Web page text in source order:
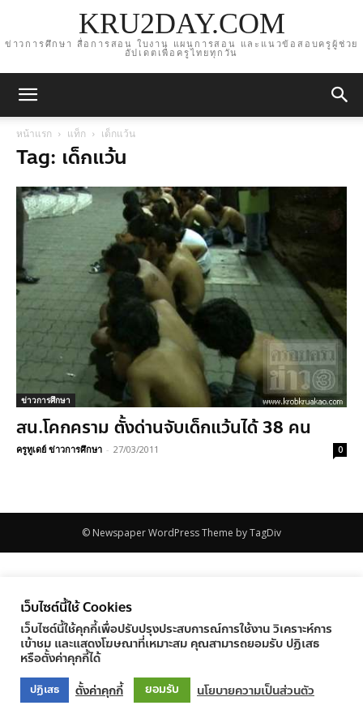
KRU2DAY.COM
ข่าวการศึกษา สื่อการสอน ใบงาน แผนการสอน และแนวข้อสอบครูผู้ช่วย
อัปเดตเพื่อครูไทยทุกวัน
หน้าแรก แท็ก เด็กแว้น
Tag: เด็กแว้น
ข่าวการศึกษา
สน.โคกคราม ตั้งด่านจับเด็กแว้นได้ 38 คน
ครูทูเดย์ ข่าวการศึกษา - 27/03/2011 0
© Newspaper WordPress Theme by TagDiv
เว็บไซต์นี้ใช้ Cookies
เว็บไซต์นี้ใช้คุกกี้เพื่อปรับปรุงประสบการณ์การใช้งาน วิเคราะห์การ
เข้าชม และแสดงโฆษณาที่เหมาะสม คุณสามารถยอมรับ ปฏิเสธ
หรือตั้งค่าคุกกี้ได้
ปฏิเสธ ตั้งค่าคุกกี้ ยอมรับ นโยบายความเป็นส่วนตัว